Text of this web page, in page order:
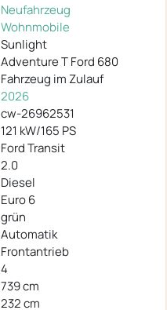
Neufahrzeug
Wohnmobile
Sunlight
Adventure T Ford 680
Fahrzeug im Zulauf
2026
cw-26962531
121 kW/165 PS
Ford Transit
2.0
Diesel
Euro 6
grün
Automatik
Frontantrieb
4
739 cm
232 cm